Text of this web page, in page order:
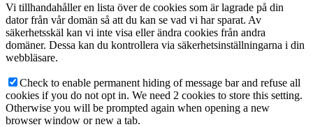
Vi tillhandahåller en lista över de cookies som är lagrade på din
dator från vår domän så att du kan se vad vi har sparat. Av
säkerhetsskäl kan vi inte visa eller ändra cookies från andra
domäner. Dessa kan du kontrollera via säkerhetsinställningarna i din
webbläsare.
Check to enable permanent hiding of message bar and refuse all
cookies if you do not opt in. We need 2 cookies to store this setting.
Otherwise you will be prompted again when opening a new
browser window or new a tab.